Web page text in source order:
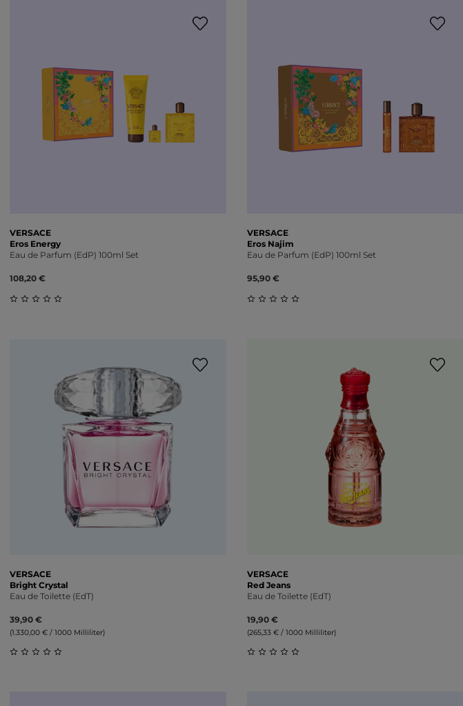
VERSACE
Eros Energy
Eau de Parfum (EdP) 100ml Set
108,20 €
VERSACE
Eros Najim
Eau de Parfum (EdP) 100ml Set
95,90 €
VERSACE
Bright Crystal
Eau de Toilette (EdT)
39,90 €
(1.330,00 € / 1000 Milliliter)
VERSACE
Red Jeans
Eau de Toilette (EdT)
19,90 €
(265,33 € / 1000 Milliliter)